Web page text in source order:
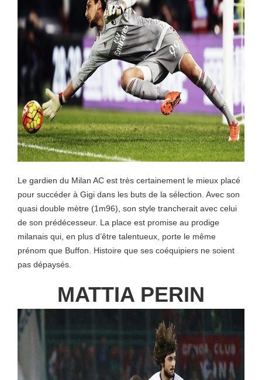
Le gardien du Milan AC est très certainement le mieux placé
pour succéder à Gigi dans les buts de la sélection. Avec son
quasi double mètre (1m96), son style trancherait avec celui
de son prédécesseur. La place est promise au prodige
milanais qui, en plus d’être talentueux, porte le même
prénom que Buffon. Histoire que ses coéquipiers ne soient
pas dépaysés.
MATTIA PERIN